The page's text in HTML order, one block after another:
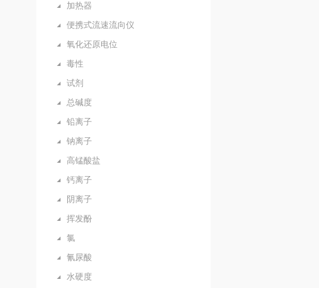
加热器
便携式流速流向仪
氧化还原电位
毒性
试剂
总碱度
铅离子
钠离子
高锰酸盐
钙离子
阴离子
挥发酚
氯
氰尿酸
水硬度